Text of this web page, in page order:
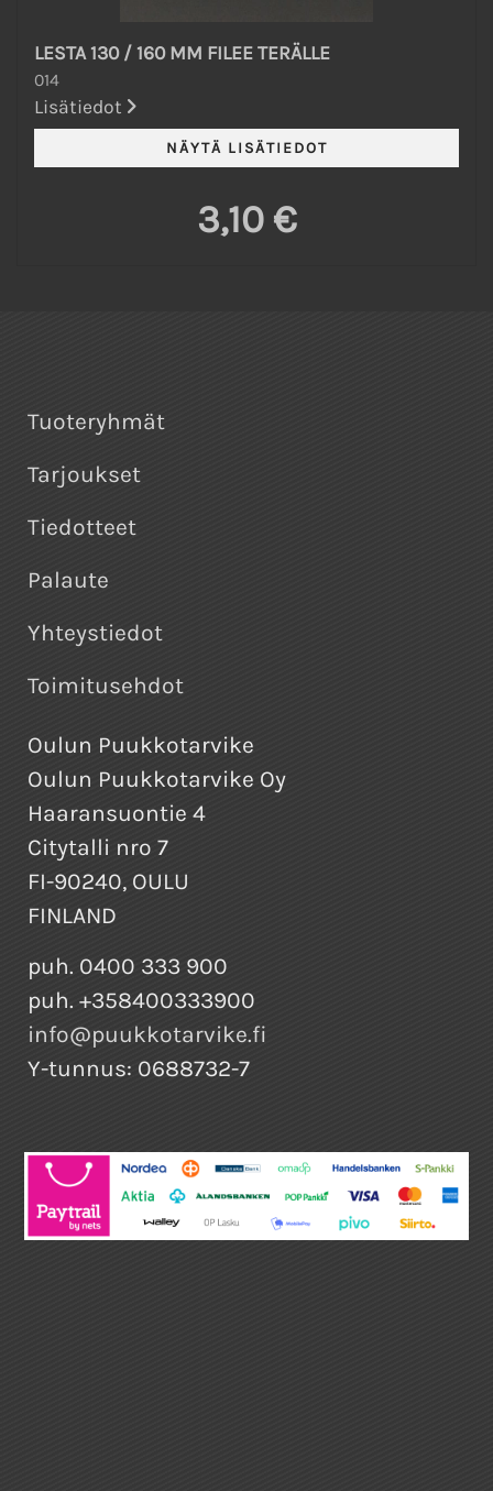
LESTA 130 / 160 MM FILEE TERÄLLE
014
Lisätiedot
3,10 €
Tuoteryhmät
Tarjoukset
Tiedotteet
Palaute
Yhteystiedot
Toimitusehdot
Oulun Puukkotarvike
Oulun Puukkotarvike Oy
Haaransuontie 4
Citytalli nro 7
FI-90240, OULU
FINLAND
puh. 0400 333 900
puh. +358400333900
info@puukkotarvike.fi
Y-tunnus: 0688732-7